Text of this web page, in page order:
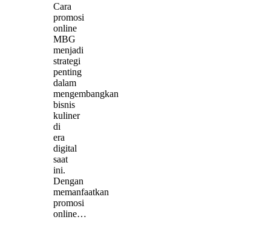
Cara
promosi
online
MBG
menjadi
strategi
penting
dalam
mengembangkan
bisnis
kuliner
di
era
digital
saat
ini.
Dengan
memanfaatkan
promosi
online…